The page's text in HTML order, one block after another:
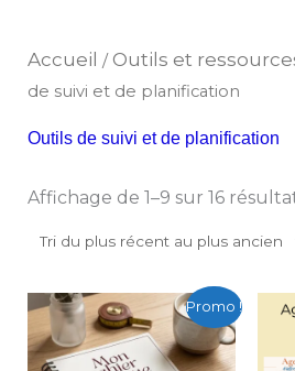
Accueil / Outils et
de suivi et de planification
Outils de suivi et de planification
Affichage de 1–9 sur 16
Promo !
Le
prix
initial
était :
Le
prix
actuel
est :